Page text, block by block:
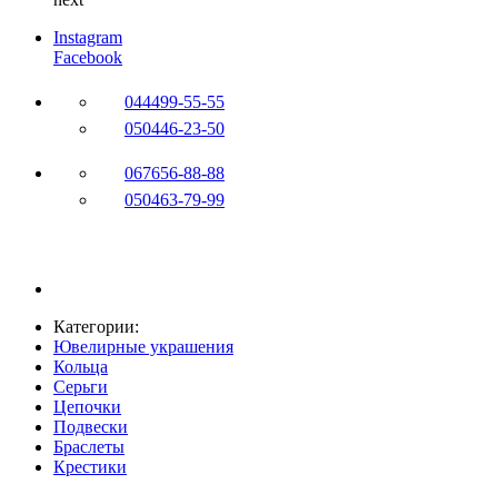
Instagram
Facebook
044499-55-55
050446-23-50
067656-88-88
050463-79-99
Категории:
Ювелирные украшения
Кольца
Серьги
Цепочки
Подвески
Браслеты
Крестики